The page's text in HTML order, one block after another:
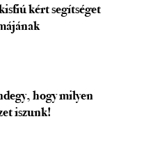
kért segítséget
hogy milyen
iszunk!